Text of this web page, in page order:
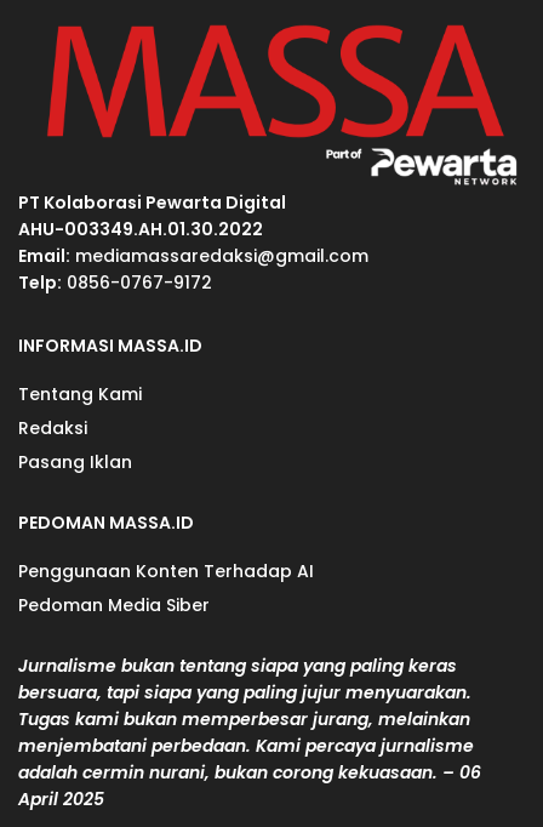
PT Kolaborasi Pewarta Digital
AHU-003349.AH.01.30.2022
Email: mediamassaredaksi@gmail.com
Telp: 0856-0767-9172
INFORMASI MASSA.ID
Tentang Kami
Redaksi
Pasang Iklan
PEDOMAN MASSA.ID
Penggunaan Konten Terhadap AI
Pedoman Media Siber
Jurnalisme bukan tentang siapa yang paling keras
bersuara, tapi siapa yang paling jujur menyuarakan.
Tugas kami bukan memperbesar jurang, melainkan
menjembatani perbedaan. Kami percaya jurnalisme
adalah cermin nurani, bukan corong kekuasaan. – 06
April 2025